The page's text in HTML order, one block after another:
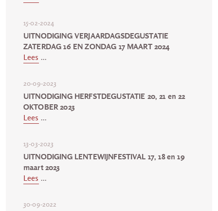
15-02-2024
UITNODIGING VERJAARDAGSDEGUSTATIE
ZATERDAG 16 EN ZONDAG 17 MAART 2024
Lees ...
20-09-2023
UITNODIGING HERFSTDEGUSTATIE 20, 21 en 22
OKTOBER 2023
Lees ...
13-03-2023
UITNODIGING LENTEWIJNFESTIVAL 17, 18 en 19
maart 2023
Lees ...
30-09-2022